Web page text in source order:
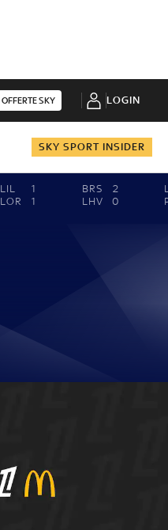
OFFERTE SKY LOGIN
SKY SPORT INSIDER
LIL
1
LOR
1
BRS
2
LHV
0